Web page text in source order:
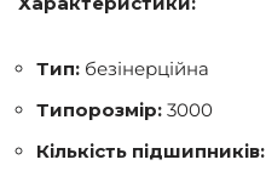
Тип: безінерційна
Типорозмір: 3000
Кількість підшипників: